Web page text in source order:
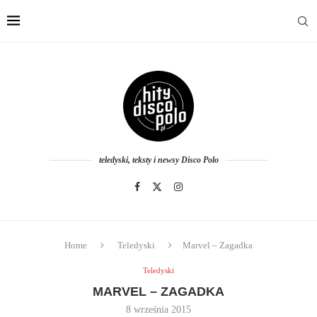
teledyski, teksty i newsy Disco Polo
Home Teledyski Marvel – Zagadka
Teledyski
MARVEL – ZAGADKA
8 września 2015